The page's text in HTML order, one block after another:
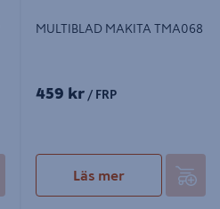
MULTIBLAD MAKITA TMA068
459 kr / FRP
Läs mer